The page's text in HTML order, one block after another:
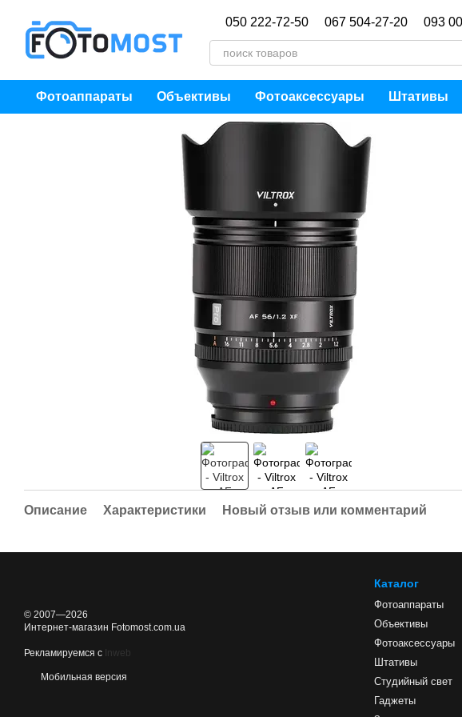
050 222-72-50 067 504-27-20 093
Фотоаппараты Объективы Фотоаксессуары Штативы
Описание Характеристики Новый отзыв или комментарий
© 2007—2026
Интернет-магазин Fotomost.com.ua
Рекламируемся с Inweb
Мобильная версия
Каталог
Фотоаппараты
Объективы
Фотоаксессуары
Штативы
Студийный свет
Гаджеты